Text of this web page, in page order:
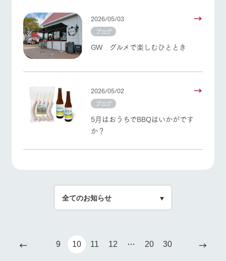
2026/05/03
ブログ
GW グルメで楽しむひととき
2026/05/02
ブログ
5月はおうちでBBQはいかがです
か？
← 9 10 11 12 20 30 →